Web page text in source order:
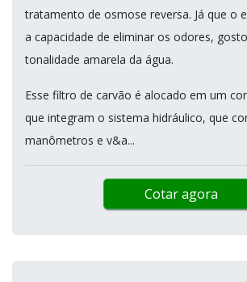
tratamento de osmose reversa. Já que o
a capacidade de eliminar os odores,
tonalidade amarela da água.
Esse filtro de carvão é alocado em um
que integram o sistema hidráulico, que
manômetros e v&a...
Cotar agora